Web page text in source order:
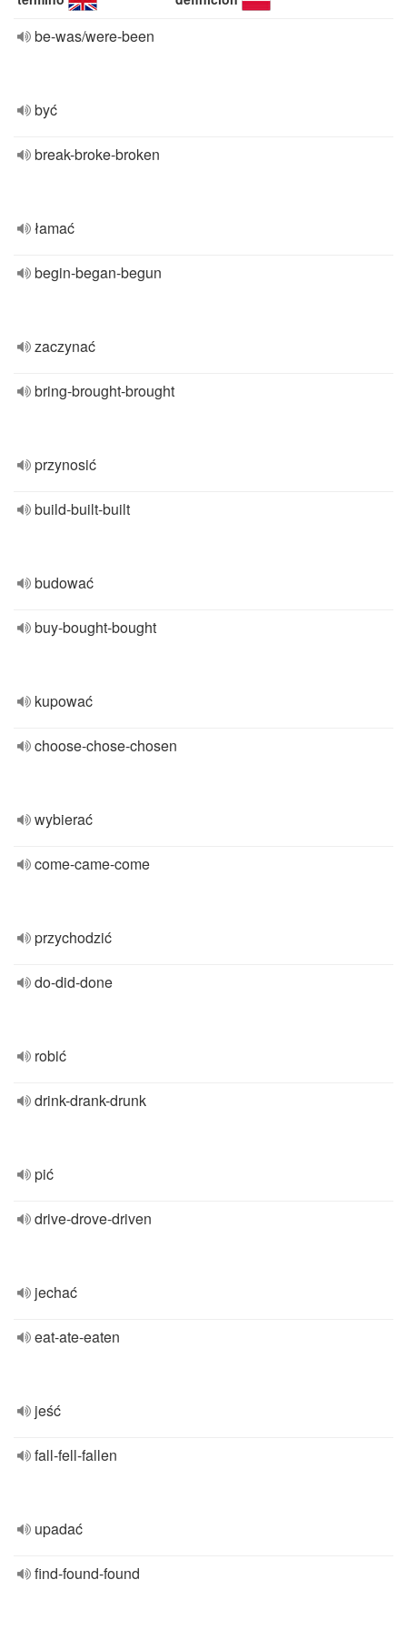
be-was/were-been
być
break-broke-broken
łamać
begin-began-begun
zaczynać
bring-brought-brought
przynosić
build-built-built
budować
buy-bought-bought
kupować
choose-chose-chosen
wybierać
come-came-come
przychodzić
do-did-done
robić
drink-drank-drunk
pić
drive-drove-driven
jechać
eat-ate-eaten
jeść
fall-fell-fallen
upadać
find-found-found